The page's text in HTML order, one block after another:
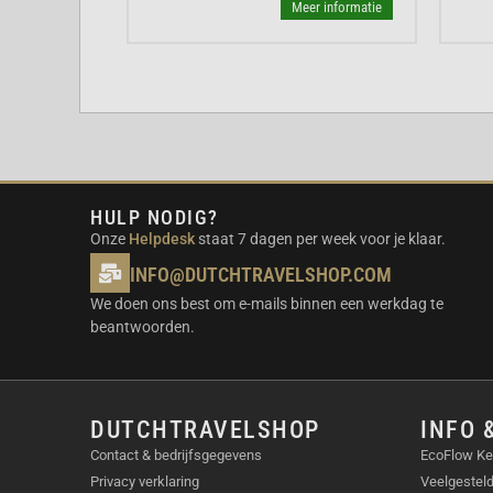
De lange batterijduur en
Zelfreiniging met heet water (80°C)
AceClean™ DryBoard droogsysteem
Uitschuifbare zijborstel en dweil
Vuildetectie
Spraakbediening en app-integratie
Automatische dosering schoonmaakmiddel.
INHOUD VAN DE VERPAKKING
Roborock F25 dweil- en stofzuiger
Meer informatie
HULP NODIG?
Onze Helpdesk staat 7 dagen per week voor je klaar.
INFO@DUTCHTRAVELSHOP.COM
We doen ons best om e-mails binnen een werkdag te
beantwoorden.
DUTCHTRAVELSHOP
Contact & bedrijfsgegevens
Privacy verklaring
INFO
EcoFlow